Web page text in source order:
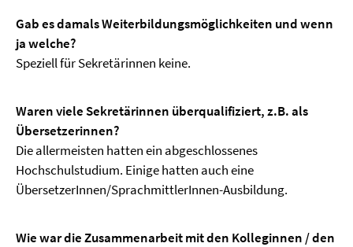
Gab es damals Weiterbildungsmöglichkeiten und wenn
ja welche?
Speziell für Sekretärinnen keine.
Waren viele Sekretärinnen überqualifiziert, z.B. als
Übersetzerinnen?
Die allermeisten hatten ein abgeschlossenes
Hochschulstudium. Einige hatten auch eine
ÜbersetzerInnen/SprachmittlerInnen-Ausbildung.
Wie war die Zusammenarbeit mit den Kolleginnen / den